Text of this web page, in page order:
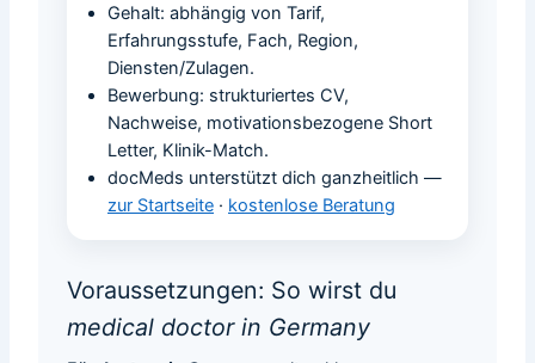
Gehalt: abhängig von Tarif,
Erfahrungsstufe, Fach, Region,
Diensten/Zulagen.
Bewerbung: strukturiertes CV,
Nachweise, motivationsbezogene Short
Letter, Klinik-Match.
docMeds unterstützt dich ganzheitlich —
zur Startseite · kostenlose Beratung
Voraussetzungen: So wirst du
medical doctor in Germany